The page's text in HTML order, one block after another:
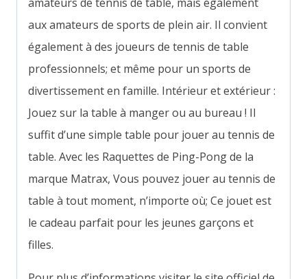
aux amateurs de sports de plein air. Il convient
également à des joueurs de tennis de table
professionnels; et même pour un sports de
divertissement en famille. Intérieur et extérieur :
Jouez sur la table à manger ou au bureau ! Il
suffit d’une simple table pour jouer au tennis de
table. Avec les Raquettes de Ping-Pong de la
marque Matrax, Vous pouvez jouer au tennis de
table à tout moment, n’importe où; Ce jouet est
le cadeau parfait pour les jeunes garçons et
filles.